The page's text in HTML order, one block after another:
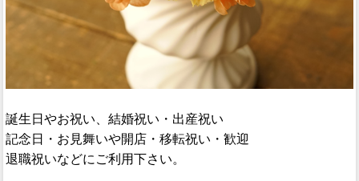
誕生日やお祝い、結婚祝い・出産祝い
記念日・お見舞いや開店・移転祝い・歓迎
退職祝いなどにご利用下さい。